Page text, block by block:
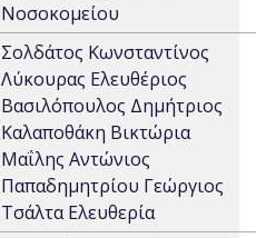
Νοσοκομείου
Σολδάτος Κωνσταντίνος
Λύκουρας Ελευθέριος
Βασιλόπουλος Δημήτριος
Καλαποθάκη Βικτώρια
Μαΐλης Αντώνιος
Παπαδημητρίου Γεώργιος
Τσάλτα Ελευθερία